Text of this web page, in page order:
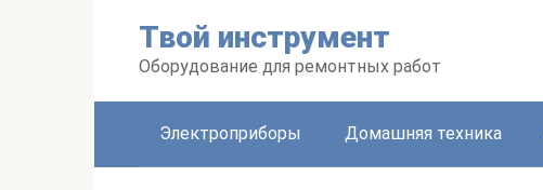
Твой инструмент
Оборудование для ремонтных работ
Электроприборы Домашняя техника